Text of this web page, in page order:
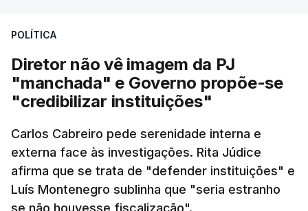
POLÍTICA
Diretor não vê imagem da PJ
"manchada" e Governo propõe-se
"credibilizar instituições"
Carlos Cabreiro pede serenidade interna e
externa face às investigações. Rita Júdice
afirma que se trata de "defender instituições" e
Luís Montenegro sublinha que "seria estranho
se não houvesse fiscalização".